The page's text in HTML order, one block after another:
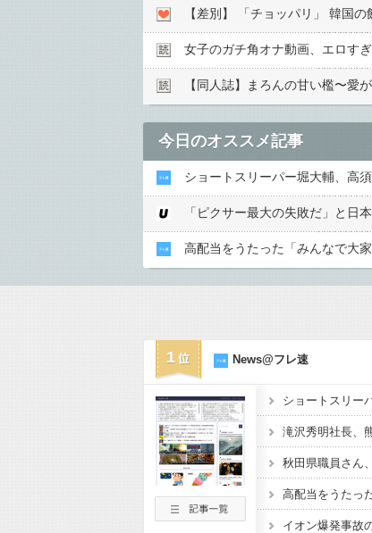
女子のガチ角オナ動画、エロす
【同人誌】まろんの甘い檻〜愛
今日のオススメ記事
ショートスリーパー堀大輔、高
「ピクサー最大の失敗だ」と
高配当をうたった「みんなで大
1 News@フレ速
ショートスリー